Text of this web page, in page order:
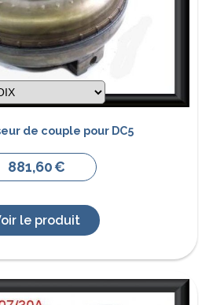
de couple pour DC5
881,60€
le produit